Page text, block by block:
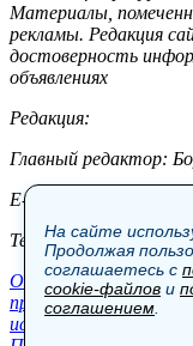
Материалы,
рекламы. Редакция
достоверность
объявлениях
Редакция:
Главный редактор:
E-mail:
Тел.: +7 (921) 720-00-
Общество Экономика
проекте Шоу-бизнес
использования cookie-
На сайте
Продолжая
соглашаетесь с
cookie-файлов и
соглашением